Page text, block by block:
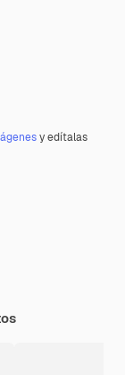
y edítalas